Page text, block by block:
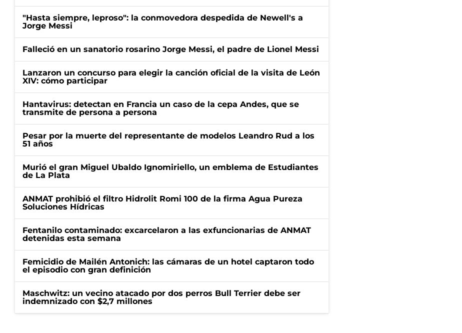
"Hasta siempre, leproso": la conmovedora despedida de Newell's a
Jorge Messi
Falleció en un sanatorio rosarino Jorge Messi, el padre de Lionel Messi
Lanzaron un concurso para elegir la canción oficial de la visita de León
XIV: cómo participar
Hantavirus: detectan en Francia un caso de la cepa Andes, que se
transmite de persona a persona
Pesar por la muerte del representante de modelos Leandro Rud a los
51 años
Murió el gran Miguel Ubaldo Ignomiriello, un emblema de Estudiantes
de La Plata
ANMAT prohibió el filtro Hidrolit Romi 100 de la firma Agua Pureza
Soluciones Hídricas
Fentanilo contaminado: excarcelaron a las exfuncionarias de ANMAT
detenidas esta semana
Femicidio de Mailén Antonich: las cámaras de un hotel captaron todo
el episodio con gran definición
Maschwitz: un vecino atacado por dos perros Bull Terrier debe ser
indemnizado con $2,7 millones